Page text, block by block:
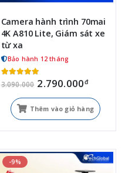
Camera hành trình 70mai
4K A810 Lite, Giám sát xe
từ xa
Bảo hành 12 tháng
3.090.000 2.790.000đ
Thêm vào giỏ hàng
-9%